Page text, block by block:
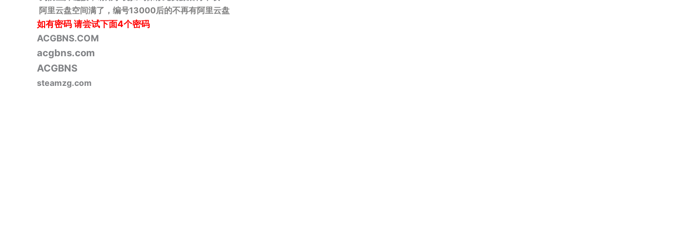
阿里云盘空间满了，编号13000后的不再有阿里云盘
如有密码请尝试下面4个密码
ACGBNS.COM
acgbns.com
ACGBNS
steamzg.com